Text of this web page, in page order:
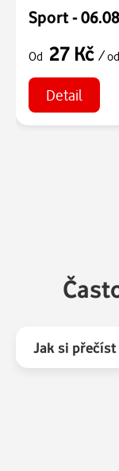
Sport -
Od 27 Kč /od
Detail
Jak si